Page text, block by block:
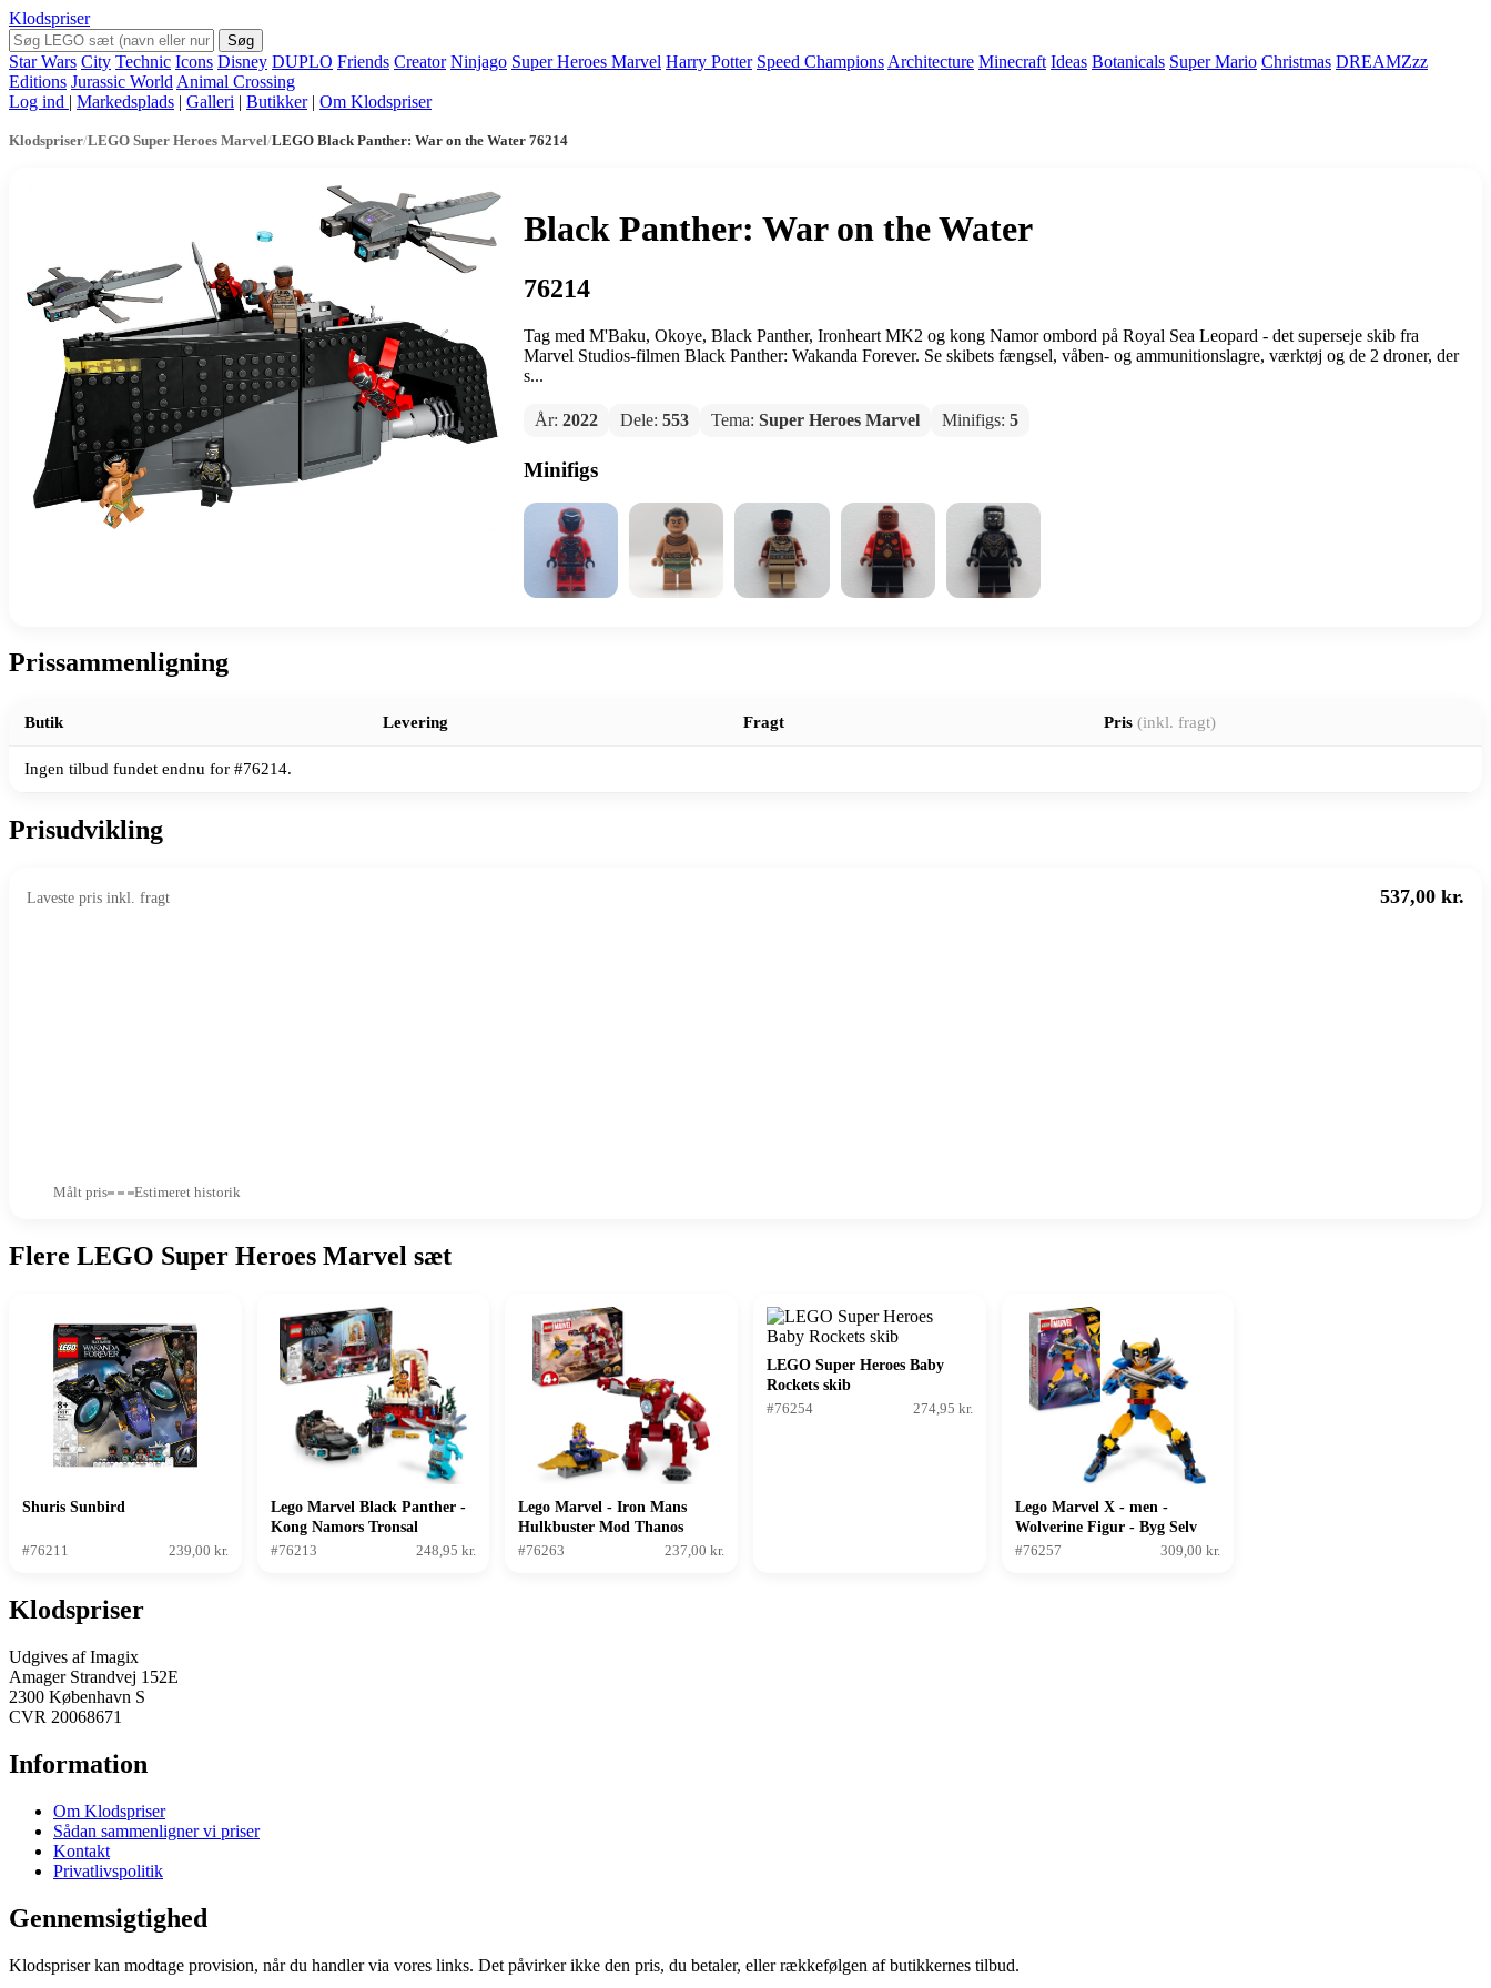
Klodspriser
Søg
Star Wars City Technic Icons Disney DUPLO Friends Creator Ninjago Super Heroes Marvel Harry Potter Speed Champions Architecture Minecraft Ideas Botanicals Super Mario Christmas DREAMZzz
Editions Jurassic World Animal Crossing
Log ind | Markedsplads | Galleri | Butikker | Om Klodspriser
Klodspriser/LEGO Super Heroes Marvel/LEGO Black Panther: War on the Water 76214
Black Panther: War on the Water
76214
Tag med M'Baku, Okoye, Black Panther, Ironheart MK2 og kong Namor ombord på Royal Sea Leopard - det superseje skib fra
Marvel Studios-filmen Black Panther: Wakanda Forever. Se skibets fængsel, våben- og ammunitionslagre, værktøj og de 2 droner, der
s...
År: 2022 Dele: 553 Tema: Super Heroes Marvel Minifigs: 5
Minifigs
Prissammenligning
Butik Levering Fragt Pris (inkl. fragt)
Ingen tilbud fundet endnu for #76214.
Prisudvikling
Laveste pris inkl. fragt 537,00 kr.
Målt pris Estimeret historik
Flere LEGO Super Heroes Marvel sæt
Shuris Sunbird
#76211 239,00 kr.
Lego Marvel Black Panther -
Kong Namors Tronsal
#76213
248,95 kr.
Lego Marvel - Iron Mans
Hulkbuster Mod Thanos
#76263
237,00 kr.
LEGO Super Heroes Baby
Rockets skib
#76254
274,95 kr.
Lego Marvel X - men -
Wolverine Figur - Byg Selv
#76257
309,00 kr.
Klodspriser
Udgives af Imagix
Amager Strandvej 152E
2300 København S
CVR 20068671
Information
Om Klodspriser
Sådan sammenligner vi priser
Kontakt
Privatlivspolitik
Gennemsigtighed
Klodspriser kan modtage provision, når du handler via vores links. Det påvirker ikke den pris, du betaler, eller rækkefølgen af butikkernes tilbud.